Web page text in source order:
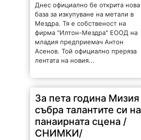
Днес официално бе открита нова
база за изкупуване на метали в
Мездра. Тя е собственост на
фирма "Илтон-Мездра" ЕООД на
младия предприемач Антон
Асенов. Той официално преряза
лентата на новия...
За пета година Мизия
събра талантите си на
панаирната сцена /
СНИМКИ/